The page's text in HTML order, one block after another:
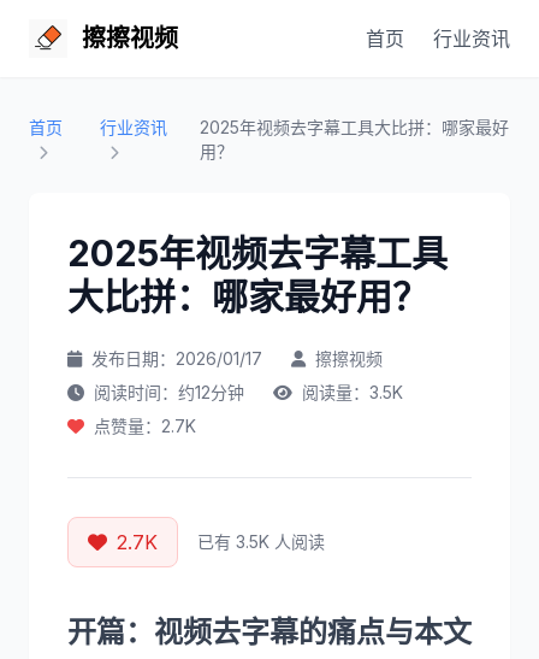
擦擦视频 首页 行业资讯
首页 行业资讯
2025年视频去字幕工具大比拼：哪家最好
用？
2025年视频去字幕工具
大比拼：哪家最好用？
发布日期：2026/01/17
擦擦视频
阅读时间：约12分钟
阅读量：3.5K
点赞量：2.7K
2.7K 已有 3.5K 人阅读
开篇：视频去字幕的痛点与本文